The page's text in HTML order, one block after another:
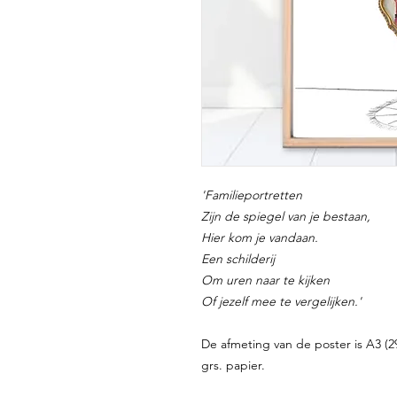
'Familieportretten
Zijn de spiegel van je bestaan,
Hier kom je vandaan.
Een schilderij
Om uren naar te kijken
Of jezelf mee te vergelijken.'
De afmeting van de poster is A3
grs. papier.